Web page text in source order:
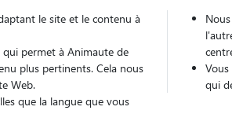
le site et le contenu à
permet à Animaute de
plus pertinents. Cela nous
Web.
que la langue que vous
qui